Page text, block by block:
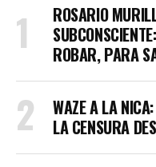
ROSARIO
ROBAR, PARA
WAZE A LA
LA CENSURA